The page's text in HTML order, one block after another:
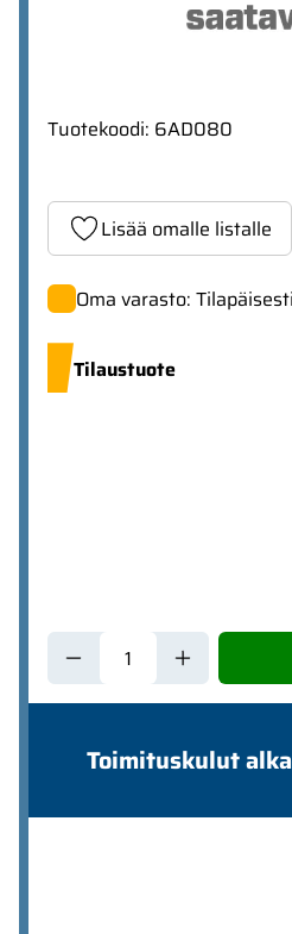
Tuotekoodi: 6AD080
Lisää omalle listalle
Oma varasto:
Tilaustuote
Toimituskulut